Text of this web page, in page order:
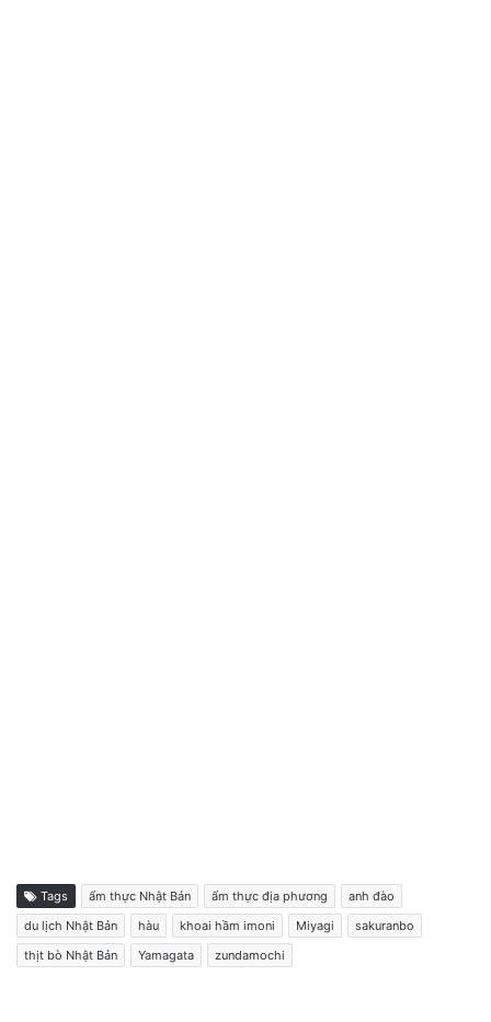
Tags ẩm thực Nhật Bản ẩm thực địa phương
anh đào
du lịch Nhật Bản
hàu khoai hầm imoni Miyagi
sakuranbo
thịt bò Nhật Bản
Yamagata zundamochi